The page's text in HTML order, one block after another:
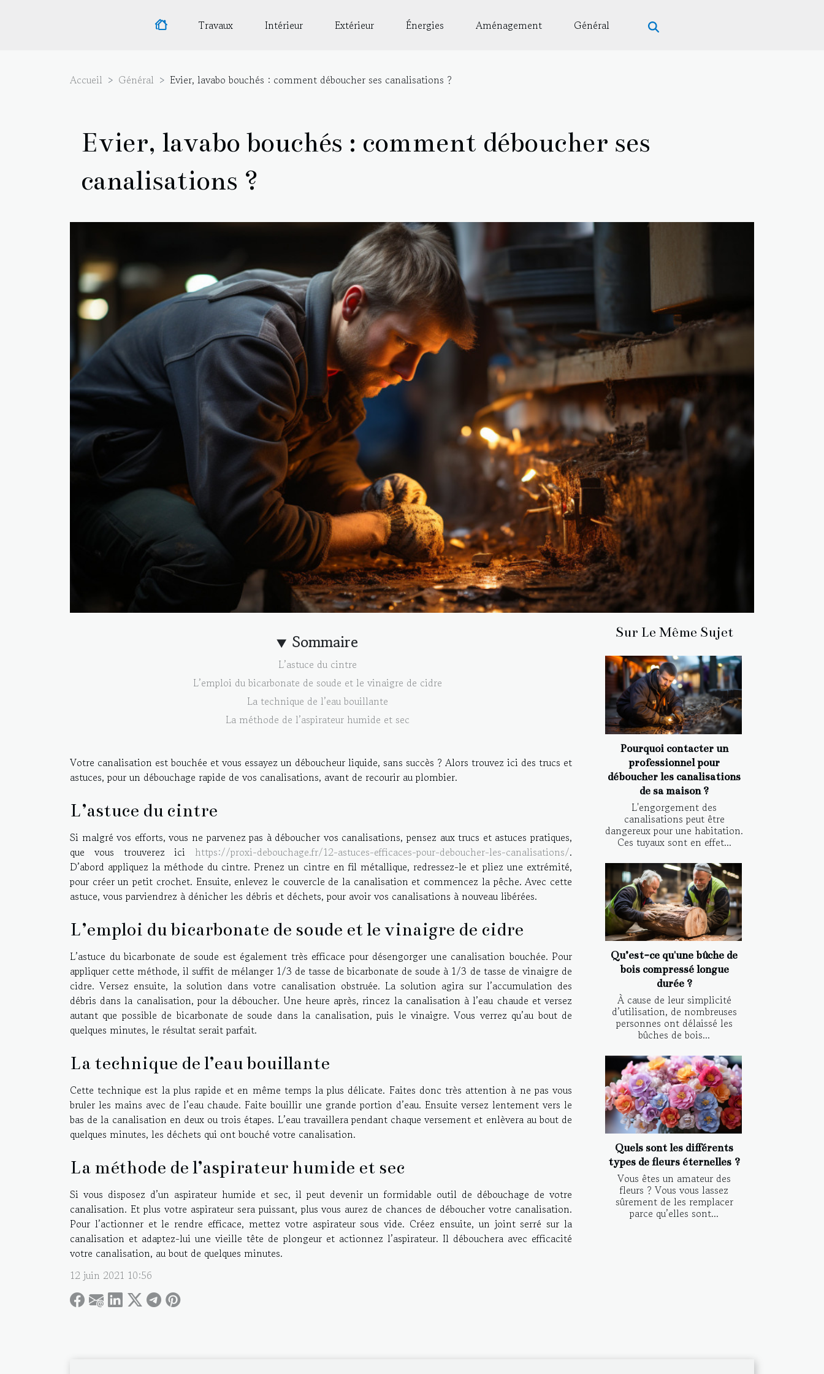
Travaux Intérieur Extérieur Énergies Aménagement Général
Accueil Général Evier, lavabo bouchés : comment déboucher ses canalisations ?
Evier, lavabo bouchés : comment déboucher ses
canalisations ?
Sommaire
L’astuce du cintre
L’emploi du bicarbonate de soude et le vinaigre de cidre
La technique de l’eau bouillante
La méthode de l’aspirateur humide et sec
Votre canalisation est bouchée et vous essayez un déboucheur liquide, sans succès ? Alors trouvez ici des trucs et
astuces, pour un débouchage rapide de vos canalisations, avant de recourir au plombier.
L’astuce du cintre
Si malgré vos efforts, vous ne parvenez pas à déboucher vos canalisations, pensez aux trucs et astuces pratiques,
que vous trouverez ici https://proxi-debouchage.fr/12-astuces-efficaces-pour-deboucher-les-canalisations/.
D’abord appliquez la méthode du cintre. Prenez un cintre en fil métallique, redressez-le et pliez une extrémité,
pour créer un petit crochet. Ensuite, enlevez le couvercle de la canalisation et commencez la pêche. Avec cette
astuce, vous parviendrez à dénicher les débris et déchets, pour avoir vos canalisations à nouveau libérées.
L’emploi du bicarbonate de soude et le vinaigre de cidre
L’astuce du bicarbonate de soude est également très efficace pour désengorger une canalisation bouchée. Pour
appliquer cette méthode, il suffit de mélanger 1/3 de tasse de bicarbonate de soude à 1/3 de tasse de vinaigre de
cidre. Versez ensuite, la solution dans votre canalisation obstruée. La solution agira sur l’accumulation des
débris dans la canalisation, pour la déboucher. Une heure après, rincez la canalisation à l’eau chaude et versez
autant que possible de bicarbonate de soude dans la canalisation, puis le vinaigre. Vous verrez qu’au bout de
quelques minutes, le résultat serait parfait.
La technique de l’eau bouillante
Cette technique est la plus rapide et en même temps la plus délicate. Faites donc très attention à ne pas vous
bruler les mains avec de l’eau chaude. Faite bouillir une grande portion d’eau. Ensuite versez lentement vers le
bas de la canalisation en deux ou trois étapes. L’eau travaillera pendant chaque versement et enlèvera au bout de
quelques minutes, les déchets qui ont bouché votre canalisation.
La méthode de l’aspirateur humide et sec
Si vous disposez d’un aspirateur humide et sec, il peut devenir un formidable outil de débouchage de votre
canalisation. Et plus votre aspirateur sera puissant, plus vous aurez de chances de déboucher votre canalisation.
Pour l’actionner et le rendre efficace, mettez votre aspirateur sous vide. Créez ensuite, un joint serré sur la
canalisation et adaptez-lui une vieille tête de plongeur et actionnez l’aspirateur. Il débouchera avec efficacité
votre canalisation, au bout de quelques minutes.
12 juin 2021 10:56
Sur Le Même Sujet
Pourquoi contacter un
professionnel pour
déboucher les canalisations
de sa maison ?
L'engorgement des
canalisations peut être
dangereux pour une habitation.
Ces tuyaux sont en effet...
Qu’est-ce qu'une bûche de
bois compressé longue
durée ?
À cause de leur simplicité
d’utilisation, de nombreuses
personnes ont délaissé les
bûches de bois...
Quels sont les différents
types de fleurs éternelles ?
Vous êtes un amateur des
fleurs ? Vous vous lassez
sûrement de les remplacer
parce qu’elles sont...